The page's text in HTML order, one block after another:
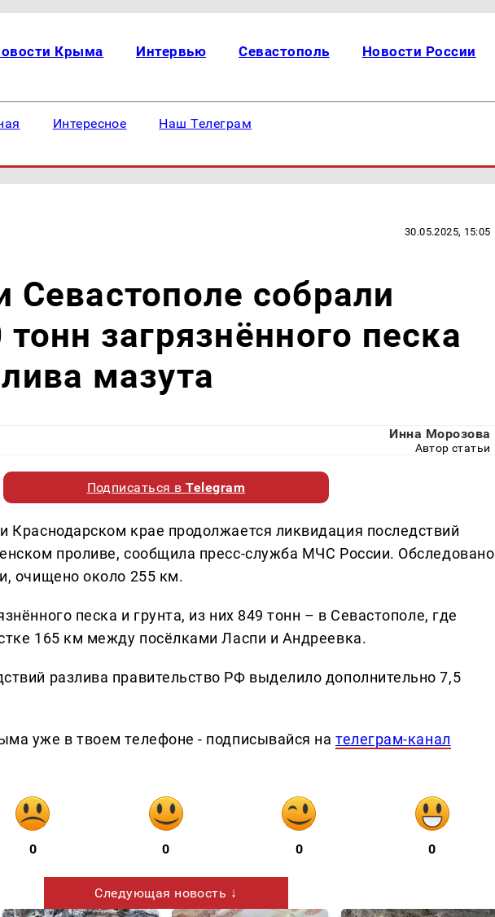
Крыма Интервью Севастополь Новости России
Интересное Наш Телеграм
30.05.2025, 15:05
собрали
загрязнённого песка
мазута
Инна Морозова
Автор статьи
Подписаться вTelegram
Краснодарском крае продолжается ликвидация последствий
проливе, сообщила пресс-служба МЧС России. Обследовано
очищено около 255 км.
песка и грунта, из них 849 тонн – в Севастополе, где
165 км между посёлками Ласпи и Андреевка.
разлива правительство РФ выделило дополнительно 7,5
уже в твоем телефоне - подписывайся нателеграм-канал
0 0 0 0
Следующая новость ↓